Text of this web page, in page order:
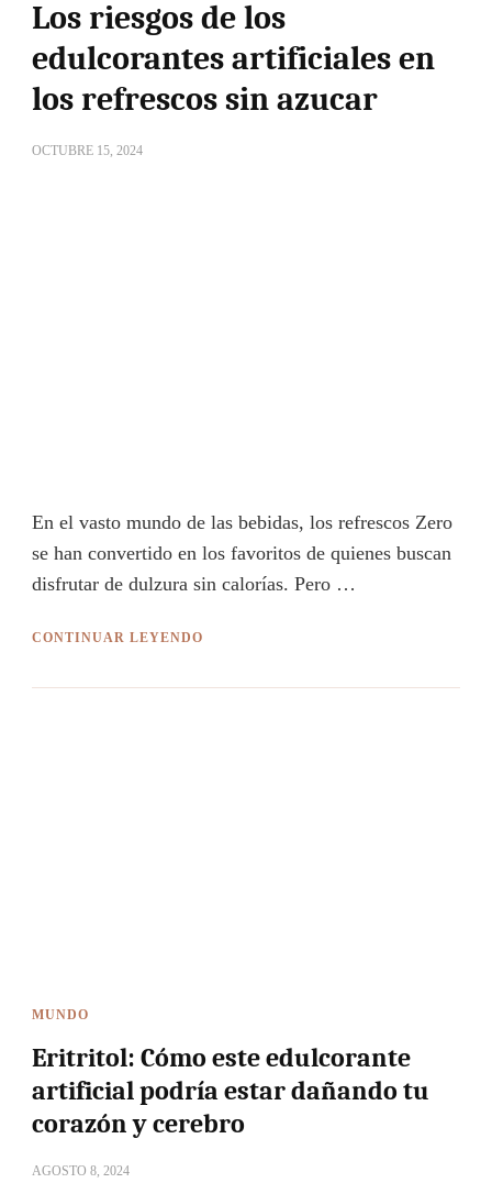
Los riesgos de los
edulcorantes artificiales en
los refrescos sin azucar
OCTUBRE 15, 2024
En el vasto mundo de las bebidas, los refrescos Zero
se han convertido en los favoritos de quienes buscan
disfrutar de dulzura sin calorías. Pero …
CONTINUAR LEYENDO
MUNDO
Eritritol: Cómo este edulcorante
artificial podría estar dañando tu
corazón y cerebro
AGOSTO 8, 2024